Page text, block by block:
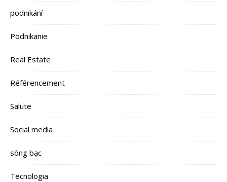
podnikání
Podnikanie
Real Estate
Référencement
Salute
Social media
sòng bạc
Tecnologia